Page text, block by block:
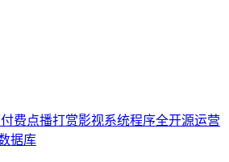
付费点播打赏影视系统程序全开源运营
据库